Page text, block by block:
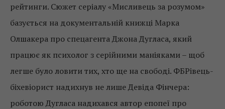
рейтинги. Сюжет серіалу «Мисливець за розумом»
базується на документальній книжці Марка
Олшакера про спецагента Джона Дугласа, який
працює як психолог з серійними маніяками – щоб
легше було ловити тих, хто ще на свободі. ФБРівець-
біхевіорист надихнув не лише Девіда Фінчера:
роботою Дугласа надихався автор епопеї про